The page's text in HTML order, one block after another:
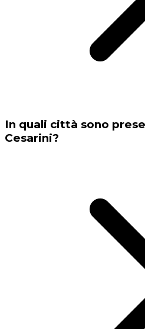
In quali città sono
Cesarini?